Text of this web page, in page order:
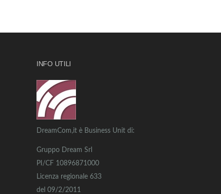
INFO UTILI
DreamCom,it è Business Unit di:
Gruppo Dream Srl
PI/CF 10896871000
Licenza regionale 633
del 09/2/2011